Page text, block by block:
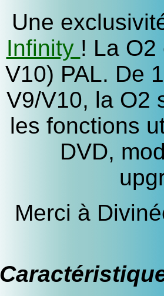
Une
Infinity ! La
V10) PAL. De
V9/V10, la O2
les fonctions
DVD,
Merci à